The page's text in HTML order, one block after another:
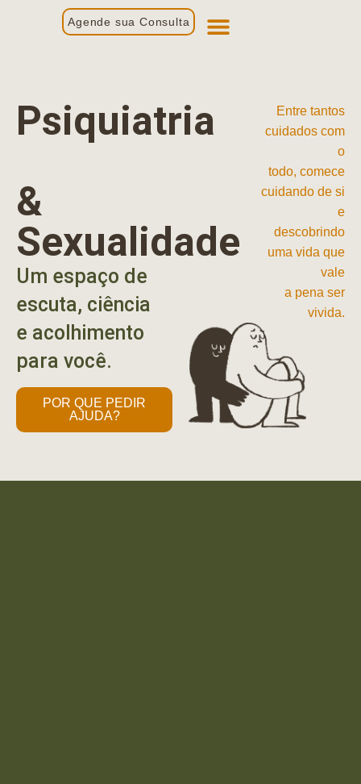
Agende sua Consulta
Psiquiatria
&
Sexualidade
Um espaço de
escuta, ciência
e acolhimento
para você.
POR QUE PEDIR
AJUDA?
Entre tantos
cuidados com
o
todo, comece
cuidando de si
e
descobrindo
uma vida que
vale
a pena ser
vivida.